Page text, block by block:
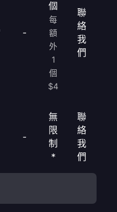
-
個
每
額
外
1
個
$4
聯
絡
我
們
-
無
限
制
*
聯
絡
我
們